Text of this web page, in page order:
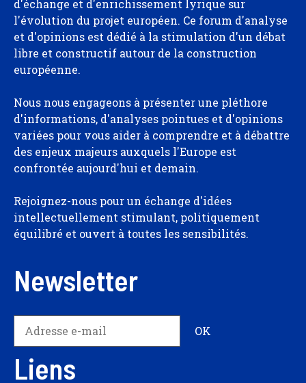
d'échange et d'enrichissement lyrique sur
l'évolution du projet européen. Ce forum d'analyse
et d'opinions est dédié à la stimulation d'un débat
libre et constructif autour de la construction
européenne.
Nous nous engageons à présenter une pléthore
d'informations, d'analyses pointues et d'opinions
variées pour vous aider à comprendre et à débattre
des enjeux majeurs auxquels l'Europe est
confrontée aujourd'hui et demain.
Rejoignez-nous pour un échange d'idées
intellectuellement stimulant, politiquement
équilibré et ouvert à toutes les sensibilités.
Newsletter
Liens